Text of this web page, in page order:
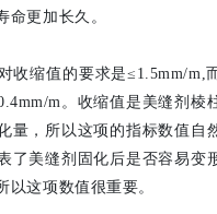
命更加长久。
收缩值的要求是≤1.5mm/m,
m。收缩值是美缝剂棱
量，所以这项的指标数值自
了美缝剂固化后是否容易变
以这项数值很重要。